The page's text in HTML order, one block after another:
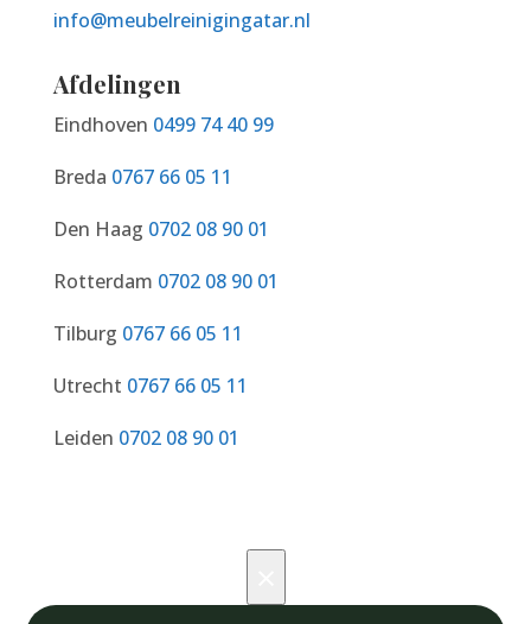
info@meubelreinigingatar.nl
Afdelingen
Eindhoven 0499 74 40 99
Breda 0767 66 05 11
Den Haag 0702 08 90 01
Rotterdam 0702 08 90 01
Tilburg 0767 66 05 11
Utrecht 0767 66 05 11
Leiden 0702 08 90 01